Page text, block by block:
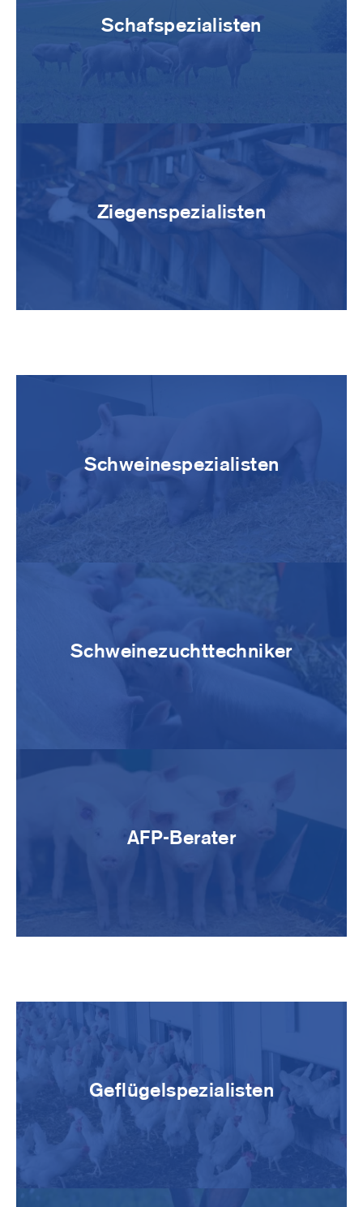
Schafspezialisten
Ziegenspezialisten
Schweinespezialisten
Schweinezuchttechniker
AFP-Berater
Geflügelspezialisten